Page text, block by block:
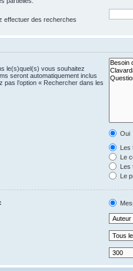
effectuer des recherches
le(s)quel(s) vous souhaitez
seront automatiquement inclus
l’option « Rechercher dans les
Oui
Les
Le
Les
Le